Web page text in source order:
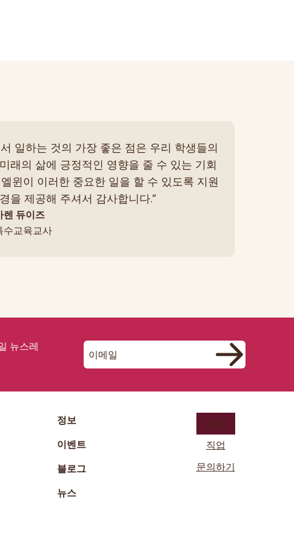
일하는 것의 가장 좋은 점은 우리 학생들의
래의 삶에 긍정적인 영향을 줄 수 있는 기회
윈이 이러한 중요한 일을 할 수 있도록 지원
을 제공해 주셔서 감사합니다.”
렌 듀이즈
수교육교사
뉴스레
정보
이벤트
블로그
뉴스
기부
직업
문의하기